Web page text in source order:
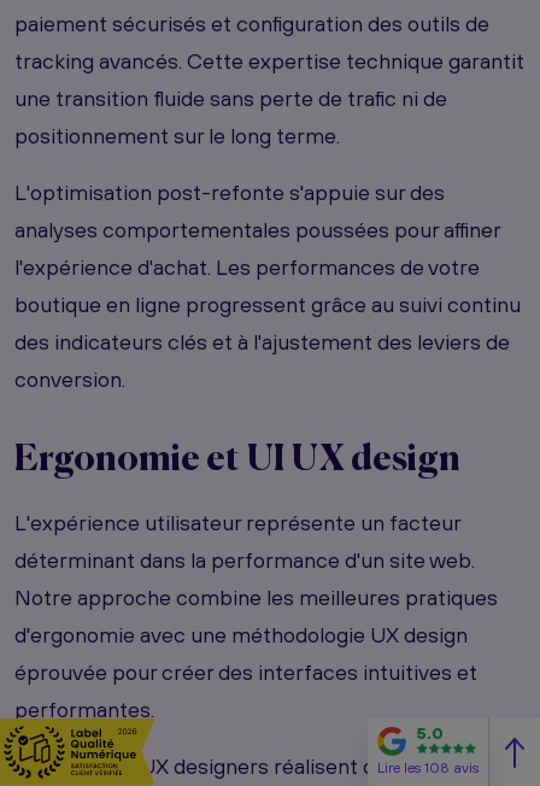
paiement sécurisés et configuration des outils de
tracking avancés. Cette expertise technique garantit
une transition fluide sans perte de trafic ni de
positionnement sur le long terme.
L'optimisation post-refonte s'appuie sur des
analyses comportementales poussées pour affiner
l'expérience d'achat. Les performances de votre
boutique en ligne progressent grâce au suivi continu
des indicateurs clés et à l'ajustement des leviers de
conversion.
Ergonomie et UI UX design
L'expérience utilisateur représente un facteur
déterminant dans la performance d'un site web.
Notre approche combine les meilleures pratiques
d'ergonomie avec une méthodologie UX design
éprouvée pour créer des interfaces intuitives et
performantes.
Nos experts UX designers réalisent des tests
5.0
Lire les 108 avis